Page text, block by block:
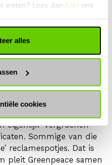
weten? Lees dan hier ons
alles
cookies
hoop stroomleveranciers
bij kolen- of
door eventuele
bedrijven kopen grijze
dit als groene stroom
‘vergroenen’
Sommige van die
reclamespotjes. Dat is
pleit Greenpeace samen